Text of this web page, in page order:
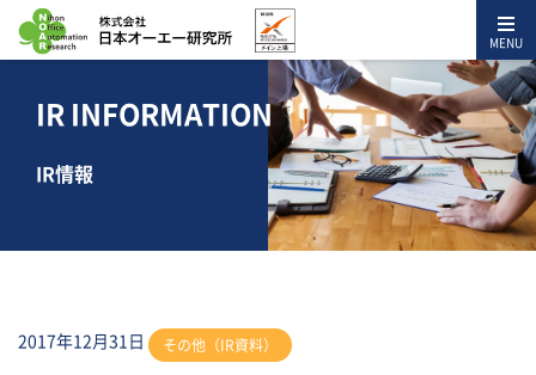
MENU
IR INFORMATION
IR情報
2017年12月31日 その他（IR資料）